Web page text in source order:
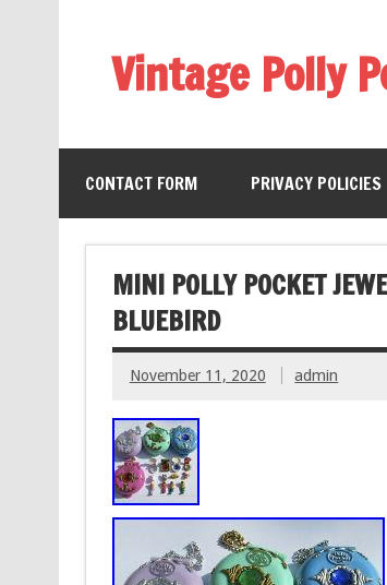
Vintage Polly
CONTACT FORM PRIVACY POLICIES
MINI POLLY POCKET
BLUEBIRD
November 11, 2020 admin